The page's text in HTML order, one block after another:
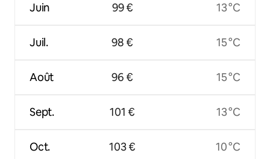
Juin
Juil.
Août
Sept.
Oct.
99 €
98 €
96 €
101 €
103 €
13 °C
15 °C
15 °C
13 °C
10 °C